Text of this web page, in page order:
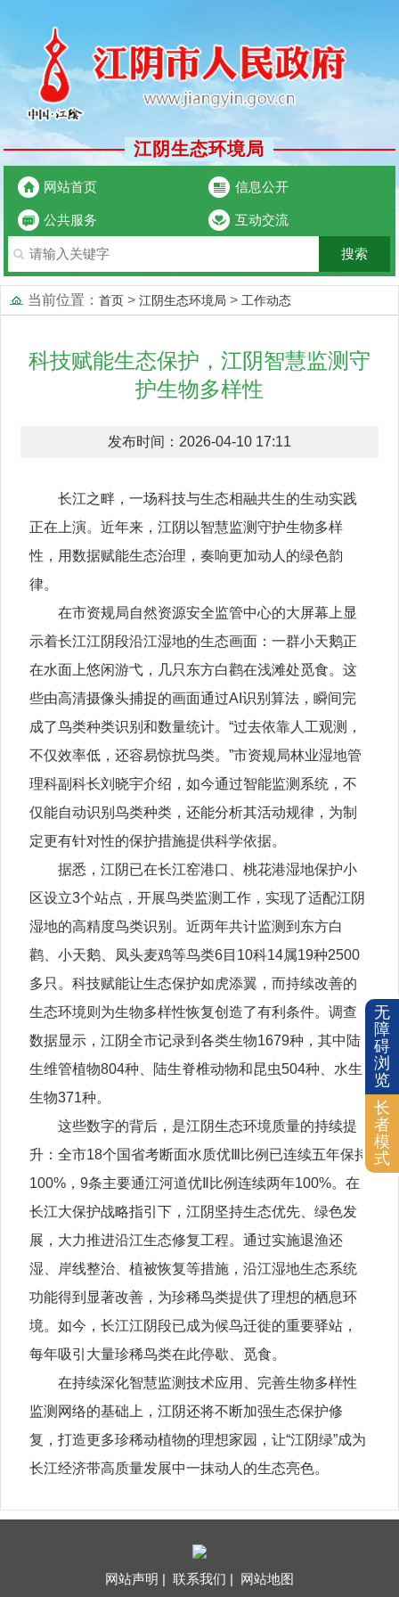
江阴生态环境局
网站首页 信息公开
公共服务 互动交流
当前位置： 首页 > 江阴生态环境局 > 工作动态
科技赋能生态保护，江阴智慧监测守
护生物多样性
发布时间：2026-04-10 17:11
长江之畔，一场科技与生态相融共生的生动实践
正在上演。近年来，江阴以智慧监测守护生物多样
性，用数据赋能生态治理，奏响更加动人的绿色韵
律。
在市资规局自然资源安全监管中心的大屏幕上显
示着长江江阴段沿江湿地的生态画面：一群小天鹅正
在水面上悠闲游弋，几只东方白鹳在浅滩处觅食。这
些由高清摄像头捕捉的画面通过AI识别算法，瞬间完
成了鸟类种类识别和数量统计。“过去依靠人工观测，
不仅效率低，还容易惊扰鸟类。”市资规局林业湿地管
理科副科长刘晓宇介绍，如今通过智能监测系统，不
仅能自动识别鸟类种类，还能分析其活动规律，为制
定更有针对性的保护措施提供科学依据。
据悉，江阴已在长江窑港口、桃花港湿地保护小
区设立3个站点，开展鸟类监测工作，实现了适配江阴
湿地的高精度鸟类识别。近两年共计监测到东方白
鹳、小天鹅、凤头麦鸡等鸟类6目10科14属19种2500
多只。科技赋能让生态保护如虎添翼，而持续改善的
生态环境则为生物多样性恢复创造了有利条件。调查
数据显示，江阴全市记录到各类生物1679种，其中陆
生维管植物804种、陆生脊椎动物和昆虫504种、水生
生物371种。
这些数字的背后，是江阴生态环境质量的持续提
升：全市18个国省考断面水质优Ⅲ比例已连续五年保持
100%，9条主要通江河道优Ⅱ比例连续两年100%。在
长江大保护战略指引下，江阴坚持生态优先、绿色发
展，大力推进沿江生态修复工程。通过实施退渔还
湿、岸线整治、植被恢复等措施，沿江湿地生态系统
功能得到显著改善，为珍稀鸟类提供了理想的栖息环
境。如今，长江江阴段已成为候鸟迁徙的重要驿站，
每年吸引大量珍稀鸟类在此停歇、觅食。
在持续深化智慧监测技术应用、完善生物多样性
监测网络的基础上，江阴还将不断加强生态保护修
复，打造更多珍稀动植物的理想家园，让“江阴绿”成为
长江经济带高质量发展中一抹动人的生态亮色。
网站声明 | 联系我们 | 网站地图
无
障
碍
浏
览
长
者
模
式